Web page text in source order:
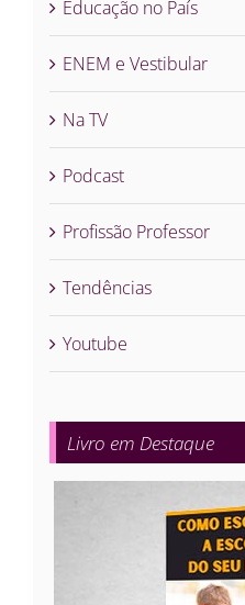
Educação no País
ENEM e Vestibular
Na TV
Podcast
Profissão Professor
Tendências
Youtube
Livro em Destaque